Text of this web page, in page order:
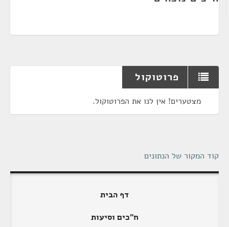
פרוטוקול
מצטערים! אין לנו את הפרוטוקול.
קוד המקור של הנתונים
דף הבית
ח"כים וסיעות